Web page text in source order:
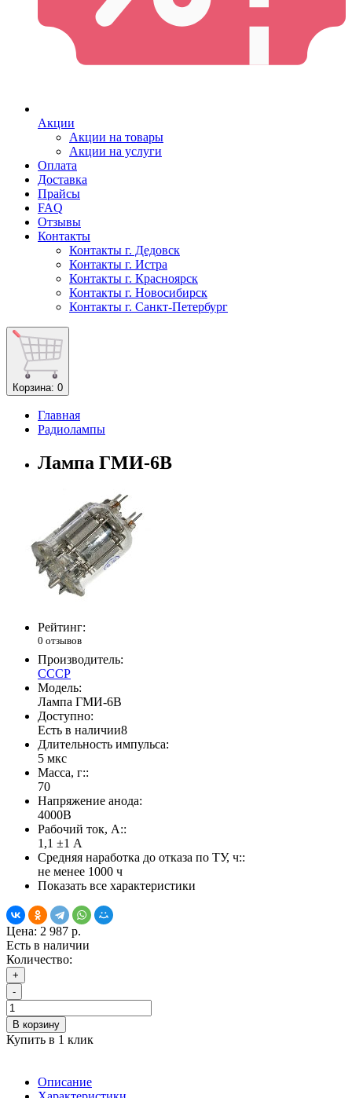
Акции
Акции на товары
Акции на услуги
Оплата
Доставка
Прайсы
FAQ
Отзывы
Контакты
Контакты г. Дедовск
Контакты г. Истра
Контакты г. Красноярск
Контакты г. Новосибирск
Контакты г. Санкт-Петербург
Корзина: 0
Главная
Радиолампы
Лампа ГМИ-6В
Рейтинг:
0 отзывов
Производитель:
СССР
Модель:
Лампа ГМИ-6В
Доступно:
Есть в наличии8
Длительность импульса:
5 мкс
Масса, г::
70
Напряжение анода:
4000В
Рабочий ток, А::
1,1 ±1 А
Средняя наработка до отказа по ТУ, ч::
не менее 1000 ч
Показать все характеристики
Цена: 2 987 р.
Есть в наличии
Количество:
+
-
В корзину
Купить в 1 клик
Описание